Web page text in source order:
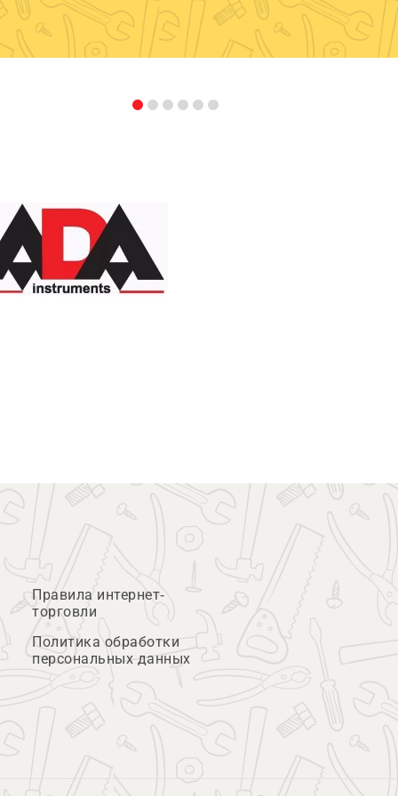
Правила интернет-
торговли
Политика обработки
персональных данных